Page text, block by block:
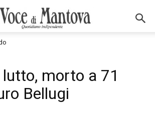
morto a 71
Bellugi